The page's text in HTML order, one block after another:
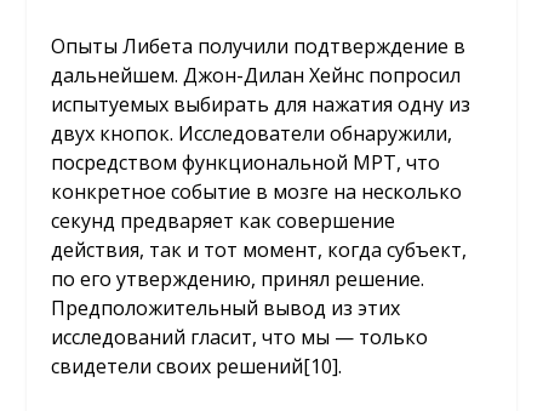
Опыты Либета получили подтверждение в
дальнейшем. Джон-Дилан Хейнс попросил
испытуемых выбирать для нажатия одну из
двух кнопок. Исследователи обнаружили,
посредством функциональной МРТ, что
конкретное событие в мозге на несколько
секунд предваряет как совершение
действия, так и тот момент, когда субъект,
по его утверждению, принял решение.
Предположительный вывод из этих
исследований гласит, что мы — только
свидетели своих решений[10].